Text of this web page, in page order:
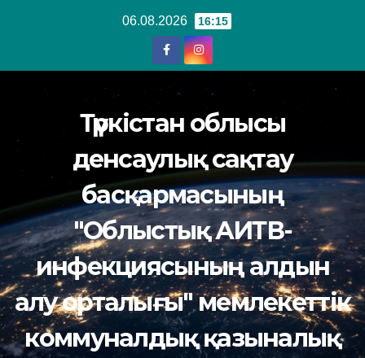
06.08.2026 16:15
Түркістан облысы
денсаулық сақтау
басқармасының
"Облыстық АИТВ-
инфекциясының алдын
алу орталығы" мемлекеттік
коммуналдық қазыналық